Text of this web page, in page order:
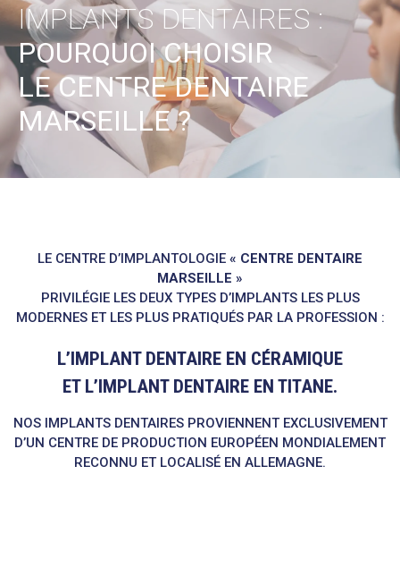
IMPLANTS DENTAIRES :
POURQUOI CHOISIR
LE CENTRE DENTAIRE
MARSEILLE ?
LE CENTRE D’IMPLANTOLOGIE « CENTRE DENTAIRE
MARSEILLE »
PRIVILÉGIE LES DEUX TYPES D’IMPLANTS LES PLUS
MODERNES ET LES PLUS PRATIQUÉS PAR LA PROFESSION :
L’IMPLANT DENTAIRE EN CÉRAMIQUE
ET L’IMPLANT DENTAIRE EN TITANE.
NOS IMPLANTS DENTAIRES PROVIENNENT EXCLUSIVEMENT
D’UN CENTRE DE PRODUCTION EUROPÉEN MONDIALEMENT
RECONNU ET LOCALISÉ EN ALLEMAGNE.